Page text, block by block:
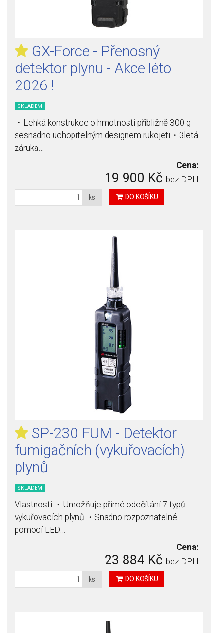
GX-Force - Přenosný
detektor plynu - Akce léto
2026 !
SKLADEM
・Lehká konstrukce o hmotnosti přibližně 300 g
sesnadno uchopitelným designem rukojeti・3letá
záruka…
Cena:
19 900 Kč bez DPH
ks DO KOŠÍKU
SP-230 FUM - Detektor
fumigačních (vykuřovacích)
plynů
SKLADEM
Vlastnosti ・Umožňuje přímé odečítání 7 typů
vykuřovacích plynů.・Snadno rozpoznatelné
pomocí LED…
Cena:
23 884 Kč bez DPH
ks DO KOŠÍKU